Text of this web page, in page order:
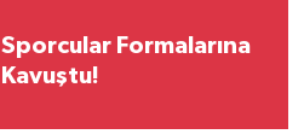
Sporcular Formalarına
Kavuştu!